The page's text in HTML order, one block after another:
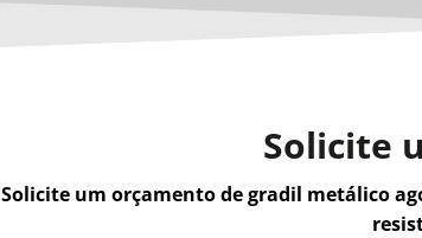
Solicite
Solicite um orçamento de gradil metálico